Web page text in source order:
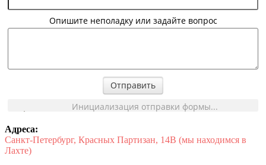
Опишите неполадку или задайте вопрос
Отправить
Инициализация отправки формы...
Адреса:
Санкт-Петербург, Красных Партизан, 14В (мы находимся в
Лахте)